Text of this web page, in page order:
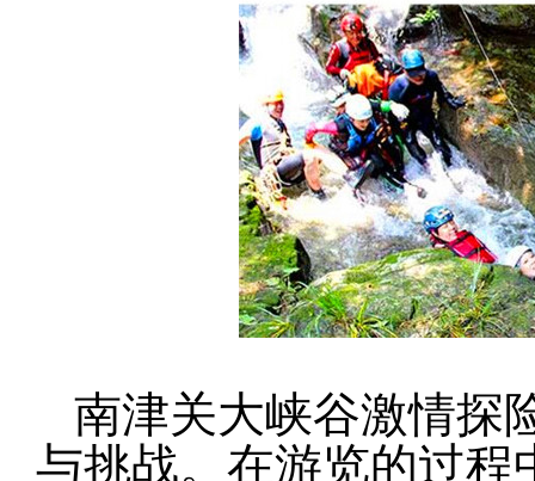
南津关大峡谷激情探
与挑战。在游览的过程